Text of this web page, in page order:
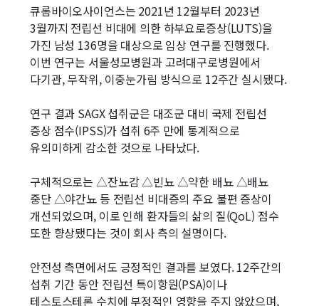
큐롬바이오사이언스는 2021년 12월부터 2023년
3월까지 전립선 비대에 의한 하부요로증상(LUTS)을
가진 남성 136명을 대상으로 임상 연구를 진행했다.
이번 연구는 서울성모병원과 고려대구로병원에서
다기관, 무작위, 이중눈가림 방식으로 12주간 실시됐다.
연구 결과 SAGX 섭취군은 대조군 대비 국제 전립선
증상 점수(IPSS)가 섭취 6주 만에 통계적으로
유의미하게 감소한 것으로 나타났다.
구체적으로는 △잔뇨감 △빈뇨 △약한 배뇨 △배뇨
중단 △야간뇨 등 전립선 비대증의 주요 불편 증상이
개선되었으며, 이로 인해 환자들의 삶의 질(QoL) 점수
또한 향상됐다는 것이 회사 측의 설명이다.
안전성 측면에서도 긍정적인 결과를 보였다. 12주간의
섭취 기간 동안 전립선 특이항원(PSA)이나
테스토스테론 수치에 부정적인 영향을 주지 않았으며,